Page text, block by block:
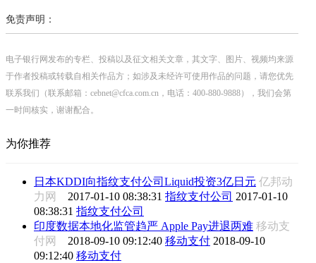
免责声明：
电子银行网发布的专栏、投稿以及征文相关文章，其文字、图片、视频均来源
于作者投稿或转载自相关作品方；如涉及未经许可使用作品的问题，请您优先
联系我们（联系邮箱：cebnet@cfca.com.cn，电话：400-880-9888），我们会第
一时间核实，谢谢配合。
为你推荐
日本KDDI向指纹支付公司Liquid投资3亿日元 亿邦动
力网 2017-01-10 08:38:31 指纹支付公司 2017-01-10
08:38:31 指纹支付公司
印度数据本地化监管趋严 Apple Pay进退两难 移动支
付网 2018-09-10 09:12:40 移动支付 2018-09-10
09:12:40 移动支付